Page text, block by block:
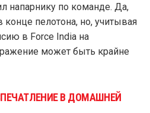
напарнику по команде. Да,
пелотона, но, учитывая
в Force India на
может быть крайне
В ДОМАШНЕЙ